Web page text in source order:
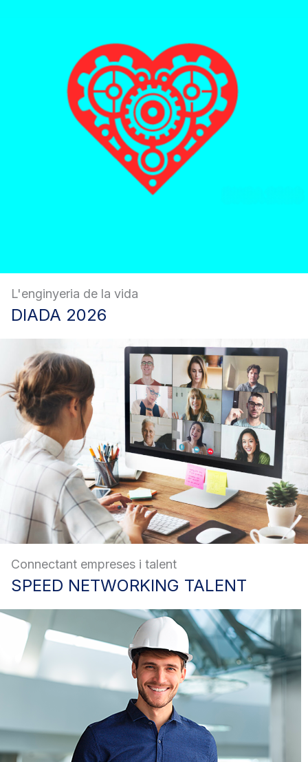
L'enginyeria de la vida
DIADA 2026
Connectant empreses i talent
SPEED NETWORKING TALENT